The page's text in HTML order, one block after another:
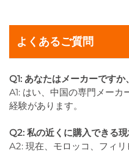
よくあるご質問
Q1: あなたはメーカーです
A1: はい、中国の専門メー
経験があります。
Q2: 私の近くに購入できる
A2: 現在、モロッコ、フィ